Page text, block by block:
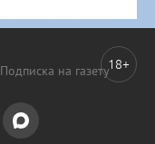
Подписка на газету18+